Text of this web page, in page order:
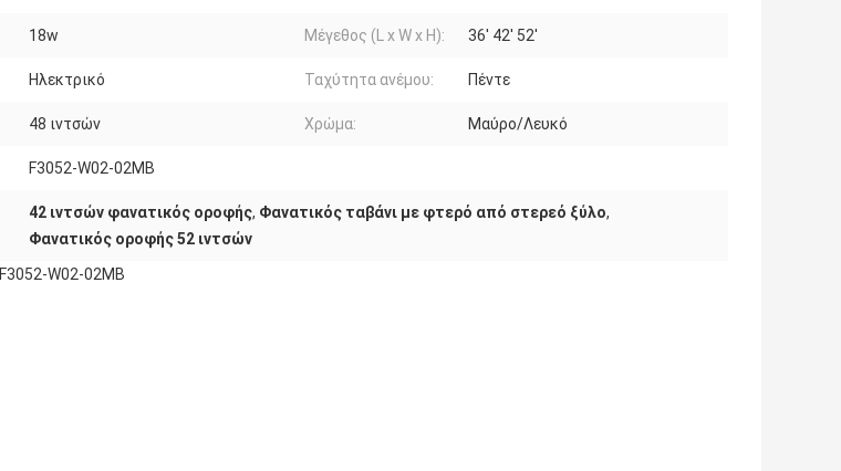
18w Μέγεθος (L x W x H): 36' 42' 52'
Ηλεκτρικό Ταχύτητα ανέμου: Πέντε
48 ιντσών Χρώμα: Μαύρο/Λευκό
F3052-W02-02MB
42 ιντσών φανατικός οροφής, Φανατικός ταβάνι με φτερό από στερεό ξύλο,
Φανατικός οροφής 52 ιντσών
F3052-W02-02MB